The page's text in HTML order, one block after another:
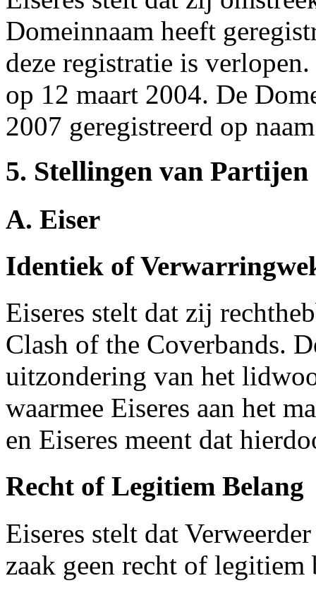
Domeinnaam heeft
deze registratie is
op 12 maart 2004. De
2007 geregistreerd op
5. Stellingen van Partijen
A. Eiser
Identiek of
Eiseres stelt dat zij
Clash of the Coverbands.
uitzondering van het
waarmee Eiseres aan het
en Eiseres meent dat
Recht of Legitiem Belang
Eiseres stelt dat
zaak geen recht of